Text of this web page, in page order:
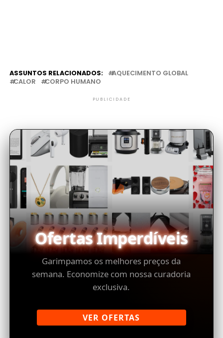
ASSUNTOS RELACIONADOS:
AQUECIMENTO GLOBAL
CALOR
CORPO HUMANO
PUBLICIDADE
Ofertas Imperdíveis
Garimpamos os melhores preços da
semana. Economize com nossa curadoria
exclusiva.
VER OFERTAS